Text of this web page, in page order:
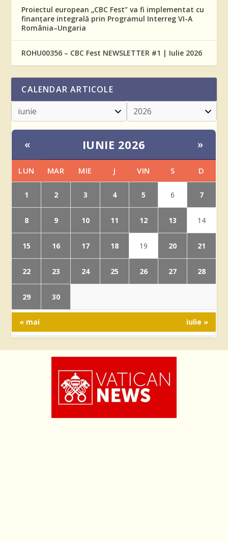
Proiectul european „CBC Fest” va fi implementat cu
finanțare integrală prin Programul Interreg VI-A
România–Ungaria
ROHU00356 – CBC Fest NEWSLETTER #1 | Iulie 2026
CALENDAR ARTICOLE
« IUNIE 2026 »
LUN MAR MIE J VIN S D
1 2 3 4 5 6 7
8 9 10 11 12 13 14
15 16 17 18 19 20 21
22 23 24 25 26 27 28
29 30
« mai iulie »